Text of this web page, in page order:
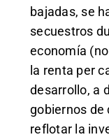
bajadas, se
secuestros
economía
la renta per
desarrollo, a
gobiernos de
reflotar la